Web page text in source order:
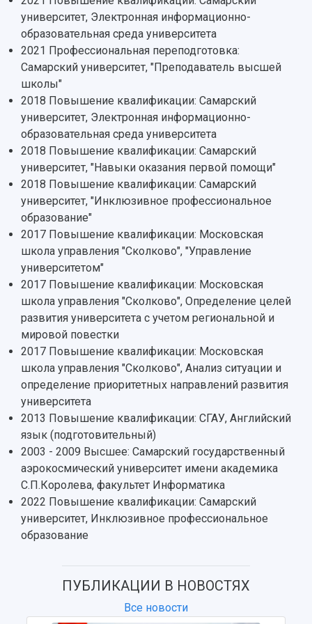
Сотрудники и преподаватели
Заслуженные деятели
Структура университета
Институты и факультеты
Кафедры
Научные подразделения
Отделы и службы
Общественные организации
Институт искусственного интеллекта
Инжиниринговый центр
Аграрный карбоновый полигон
Архив
Фирменный стиль
Устойчивое развитие
Кампус
3D-тур по университету
Музеи
Учебный аэродром
Центр истории авиационных двигателей
Ботанический сад
Умный дом бабочек
Международный межвузовский кампус
Сведения об образовательной организации
Официальные документы
Мультимедиа
Подкасты
Просветительский проект "Одержимы
Профессорско-преподавательский состав
Расписание занятий
Стипендии
Тестирование иностранных граждан на
знание русского языка, истории России и
основ законодательства РФ
Платные образовательные услуги
Скидки на обучение
Подготовительные курсы
Библиотека
Видеолекции
Противодействие COVID-19
Научная инфраструктура
Научно-исследовательские подразделения
Структурная схема управления научно-
исследовательской деятельностью
Материальная база
Подразделения научного обслуживания
Организационные документы
Результаты научно-исследовательской
деятельности
Научно-технические разработки
Конкурсы научных проектов и грантов
Областной конкурс "Молодой учёный"
Отчеты о научно-исследовательской
деятельности
Журналы Самарского университета
Научные конференции
Патенты
Публикации и издания
Отчеты о проведенных конференциях
университет, Электронная информационно-
образовательная среда университета
2021 Профессиональная переподготовка:
Самарский университет, "Преподаватель высшей
школы"
2018 Повышение квалификации: Самарский
университет, Электронная информационно-
образовательная среда университета
2018 Повышение квалификации: Самарский
университет, "Навыки оказания первой помощи"
2018 Повышение квалификации: Самарский
университет, "Инклюзивное профессиональное
образование"
2017 Повышение квалификации: Московская
школа управления "Сколково", "Управление
университетом"
2017 Повышение квалификации: Московская
школа управления "Сколково", Определение целей
развития университета с учетом региональной и
мировой повестки
2017 Повышение квалификации: Московская
школа управления "Сколково", Анализ ситуации и
определение приоритетных направлений развития
университета
2013 Повышение квалификации: СГАУ, Английский
язык (подготовительный)
2003 - 2009 Высшее: Самарский государственный
аэрокосмический университет имени академика
С.П.Королева, факультет Информатика
2022 Повышение квалификации: Самарский
университет, Инклюзивное профессиональное
образование
ПУБЛИКАЦИИ В НОВОСТЯХ
Все новости